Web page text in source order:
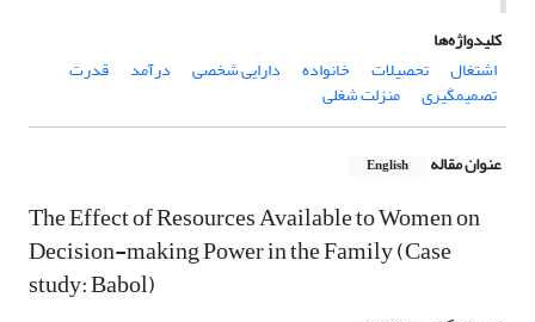
کلیدواژه‌ها
اشتغال
تحصیلات خانواده دارایی شخصی درآمد قدرت
تصمیم‏گیری منزلت شغلی
عنوان مقاله English
The Effect of Resources Available to Women on
Decision-making Power in the Family (Case
study: Babol)